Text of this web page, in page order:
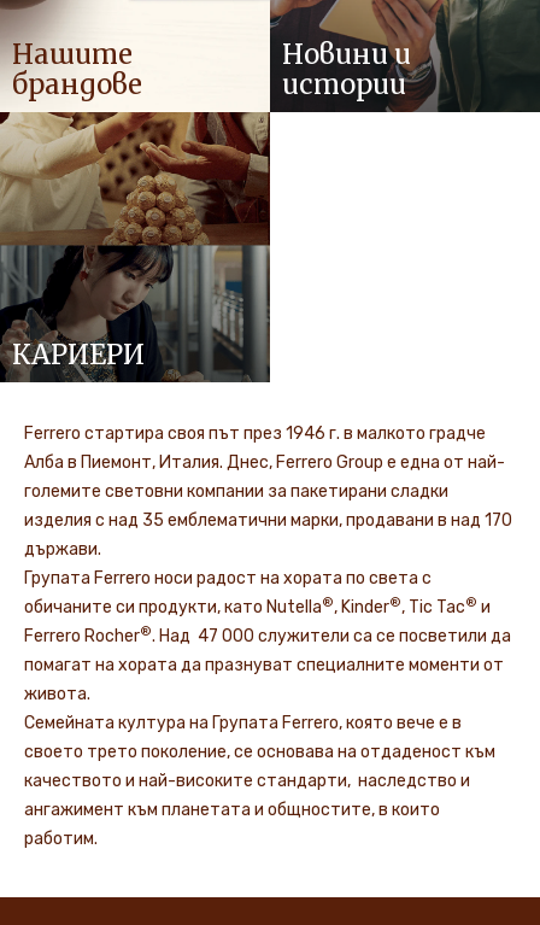
Нашите
брандове
Новини и
истории
КАРИЕРИ
Ferrero стартира своя път през 1946 г. в малкото градче
Алба в Пиемонт, Италия. Днес, Ferrero Group е една от най-
големите световни компании за пакетирани сладки
изделия с над 35 емблематични марки, продавани в над 170
държави.
Групата Ferrero носи радост на хората по света с
обичаните си продукти, като Nutella®, Kinder®, Tic Tac® и
Ferrero Rocher®. Над 47 000 служители са се посветили да
помагат на хората да празнуват специалните моменти от
живота.
Семейната култура на Групата Ferrero, която вече е в
своето трето поколение, се основава на отдаденост към
качеството и най-високите стандарти, наследство и
ангажимент към планетата и общностите, в които
работим.